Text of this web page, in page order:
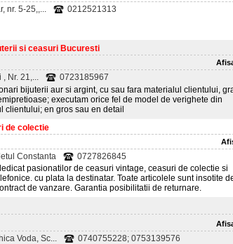
nr. 5-25,,...
0212521313
si ceasuri Bucuresti
Nr. 21,...
0723185967
bijuterii aur si argint, cu sau fara materialul clientului,
executam orice fel de model de verighete din
clientului; en gros sau en detail
de colectie
Constanta
0727826845
pasionatilor de ceasuri vintage, ceasuri de colectie si
cu plata la destinatar. Toate articolele sunt insotite
de vanzare. Garantia posibilitatii de returnare.
Voda, Sc...
0740755228; 0753139576